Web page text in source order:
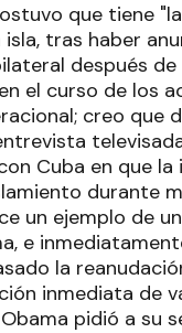
que tiene
tras haber
después
el curso de los
creo que
Cuba en que
durante
un ejemplo de
e
la
inmediata de
pidió a su